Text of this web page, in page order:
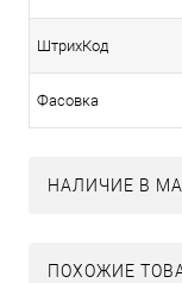
ШтрихКод
Фасовка
НАЛИЧИЕ В
ПОХОЖИЕ